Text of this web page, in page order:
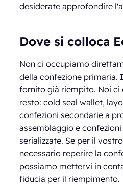
desiderate approfondire
Dove si colloca
Non ci occupiamo
della confezione primaria.
fornito già riempito. Noi
resto: cold seal wallet,
confezioni secondarie a
assemblaggio e
serializzate. Se per il
necessario reperire la
possiamo mettervi in
fiducia per il riempimento.